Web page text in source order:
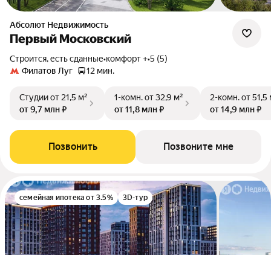
Абсолют Недвижимость
Первый Московский
Строится, есть сданные•комфорт +•5 (5)
Филатов Луг
12 мин.
Студииот 21,5 м²
от 9,7 млн ₽
1-комн.от 32,9 м²
от 11,8 млн ₽
2-комн.от 51,5
от 14,9 млн ₽
Позвонить Позвоните мне
семейная ипотека от 3.5% 3D-тур